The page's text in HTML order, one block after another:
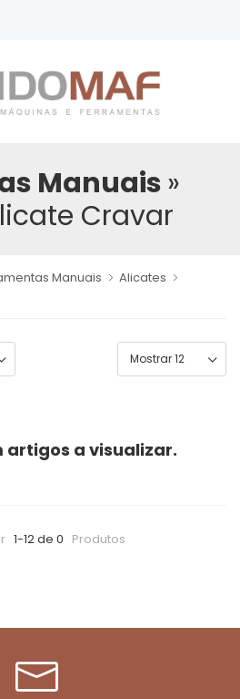
Manuais»
Cravar
Manuais
Alicates
artigos a visualizar.
1-12 de 0 Produtos